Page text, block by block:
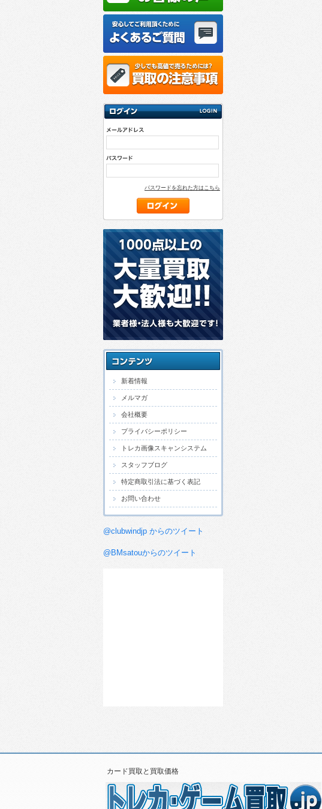
パスワードを忘れた方はこちら
新着情報
メルマガ
会社概要
プライバシーポリシー
トレカ画像スキャンシステム
スタッフブログ
特定商取引法に基づく表記
お問い合わせ
@clubwindjp からのツイート
@BMsatouからのツイート
カード買取と買取価格